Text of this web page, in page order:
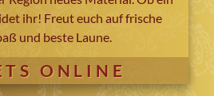
ihr! Freut euch auf frische
und beste Laune.
ONLINE